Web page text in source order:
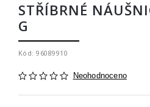
STŘÍBRNÉ
G
Kód: 96089910
Neohodnoceno